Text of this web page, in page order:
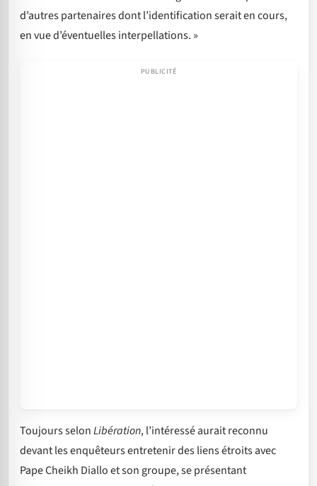
d’autres partenaires dont l’identification serait en cours,
en vue d’éventuelles interpellations. »
Toujours selonLibération, l’intéressé aurait reconnu
devant les enquêteurs entretenir des liens étroits avec
Pape Cheikh Diallo et son groupe, se présentant